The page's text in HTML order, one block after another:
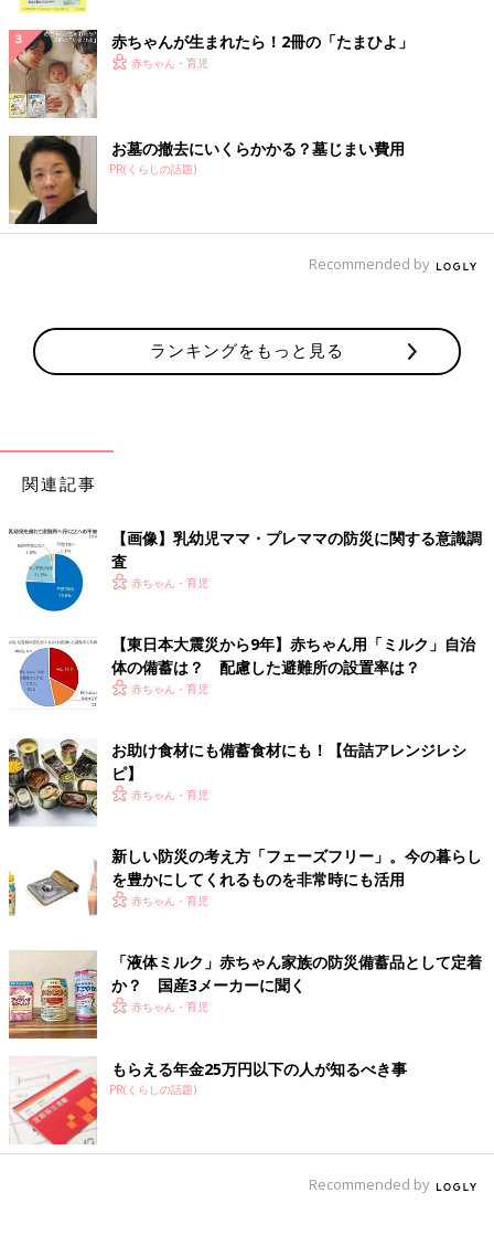
赤ちゃんが生まれたら！2冊の「たまひよ」
赤ちゃん・育児
お墓の撤去にいくらかかる？墓じまい費用
PR(くらしの話題)
Recommended by
ランキングをもっと見る
関連記事
【画像】乳幼児ママ・プレママの防災に関する意識調
査
赤ちゃん・育児
【東日本大震災から9年】赤ちゃん用「ミルク」自治
体の備蓄は？ 配慮した避難所の設置率は？
赤ちゃん・育児
お助け食材にも備蓄食材にも！【缶詰アレンジレシ
ピ】
赤ちゃん・育児
新しい防災の考え方「フェーズフリー」。今の暮らし
を豊かにしてくれるものを非常時にも活用
赤ちゃん・育児
「液体ミルク」赤ちゃん家族の防災備蓄品として定着
か？ 国産3メーカーに聞く
赤ちゃん・育児
もらえる年金25万円以下の人が知るべき事
PR(くらしの話題)
Recommended by